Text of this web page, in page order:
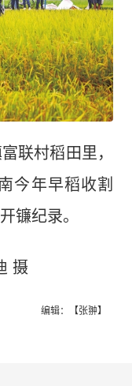
村稻田里，
今年早稻收割
镰纪录。
摄
编辑：【张翀】